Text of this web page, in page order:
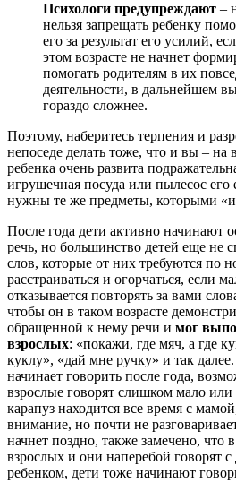
Психологи предупреждают –
нельзя запрещать ребенку
его за результат его усилий,
этом возрасте не начнет
помогать родителям в их
деятельности, в дальнейшем
гораздо сложнее.
Поэтому, наберитесь терпения и
непоседе делать тоже, что и вы – на
ребенка очень развита
игрушечная посуда или пылесос
нужны те же предметы, которыми
После года дети активно начинают
речь, но большинство детей еще не
слов, которые от них требуются по
расстраиваться и огорчаться, если
отказывается повторять за вами
чтобы он в таком возрасте
обращенной к нему речи и мог
взрослых: «покажи, где мяч, а где
куклу», «дай мне ручку» и так
начинает говорить после года,
взрослые говорят слишком мало
карапуз находится все время с
внимание, но почти не
начнет поздно, также замечено, что
взрослых и они наперебой говорят
ребенком, дети тоже начинают